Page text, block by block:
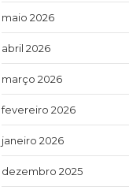
maio 2026
abril 2026
março 2026
fevereiro 2026
janeiro 2026
dezembro 2025